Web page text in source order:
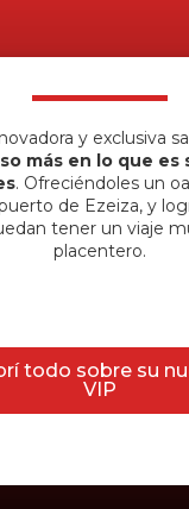
y exclusiva
más en lo que es
. Ofreciéndoles un
de Ezeiza, y
tener un viaje
placentero.
todo sobre su
VIP